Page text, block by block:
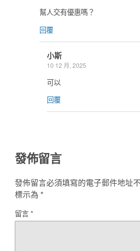
幫人交有優惠嗎？
回覆
小斯
10 12 月, 2025
可以
回覆
發佈留言
發佈留言必須填寫的電子郵件地址
標示為 *
留言*